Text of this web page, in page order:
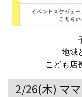
地域
こども店
2/26(木) マ